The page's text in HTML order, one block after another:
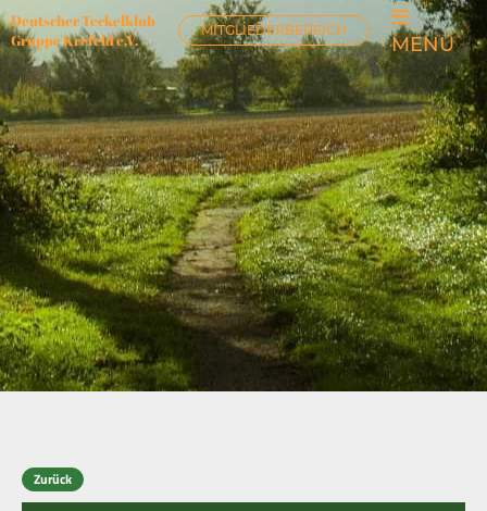
Deutscher Teckelklub
Gruppe Krefeld e.V.
MITGLIEDERBEREICH
MENÜ
Zurück